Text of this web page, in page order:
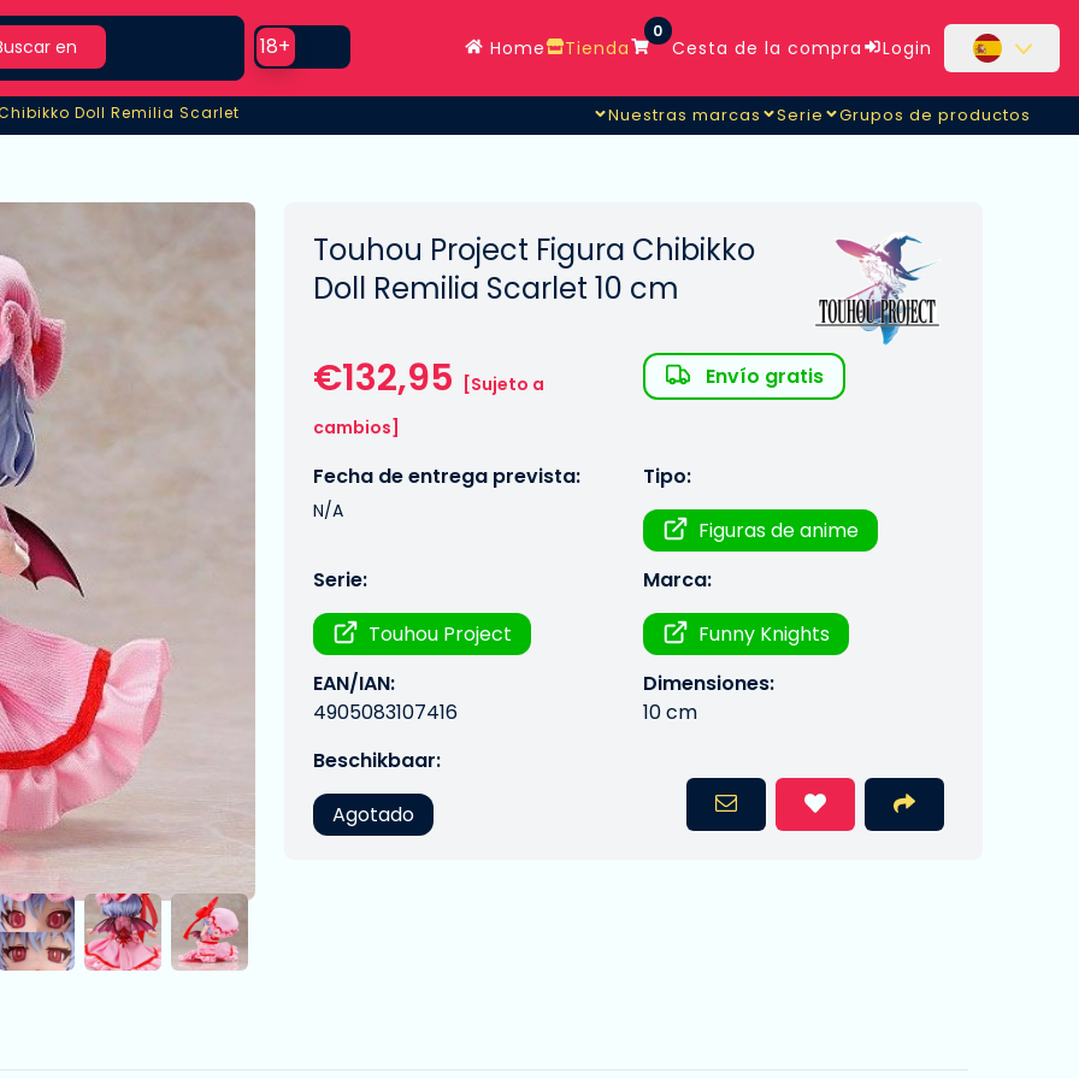
en
Use setting
18+ Home Tienda
0
Cesta de la compra Login
Doll Remilia Scarlet
Doll Remilia Scarlet Nuestras marcas Serie Grupos de productos
Touhou Project Figura Chibikko
Doll Remilia Scarlet 10 cm
€132,95
[Sujeto a
cambios]
Envío gratis
Fecha de entrega prevista:
N/A
Tipo:
Figuras de anime
Serie:
Touhou Project
Marca:
Funny Knights
EAN/IAN:
4905083107416
Dimensiones:
10 cm
Beschikbaar:
Agotado